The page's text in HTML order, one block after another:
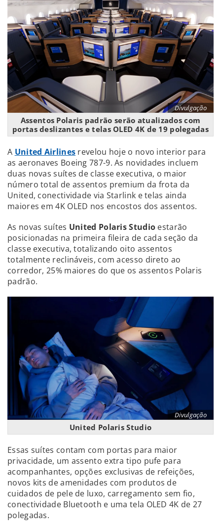
Divulgação
Assentos Polaris padrão serão atualizados com
portas deslizantes e telas OLED 4K de 19 polegadas
A United Airlines revelou hoje o novo interior para
as aeronaves Boeing 787-9. As novidades incluem
duas novas suítes de classe executiva, o maior
número total de assentos premium da frota da
United, conectividade via Starlink e telas ainda
maiores em 4K OLED nos encostos dos assentos.
As novas suítes United Polaris Studio estarão
posicionadas na primeira fileira de cada seção da
classe executiva, totalizando oito assentos
totalmente reclináveis, com acesso direto ao
corredor, 25% maiores do que os assentos Polaris
padrão.
Divulgação
United Polaris Studio
Essas suítes contam com portas para maior
privacidade, um assento extra tipo pufe para
acompanhantes, opções exclusivas de refeições,
novos kits de amenidades com produtos de
cuidados de pele de luxo, carregamento sem fio,
conectividade Bluetooth e uma tela OLED 4K de 27
polegadas.